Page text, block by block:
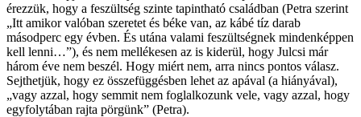
érezzük, hogy a feszültség szinte tapintható családban (Petra szerint
„Itt amikor valóban szeretet és béke van, az kábé tíz darab
másodperc egy évben. És utána valami feszültségnek mindenképpen
kell lenni…”), és nem mellékesen az is kiderül, hogy Julcsi már
három éve nem beszél. Hogy miért nem, arra nincs pontos válasz.
Sejthetjük, hogy ez összefüggésben lehet az apával (a hiányával),
„vagy azzal, hogy semmit nem foglalkozunk vele, vagy azzal, hogy
egyfolytában rajta pörgünk” (Petra).